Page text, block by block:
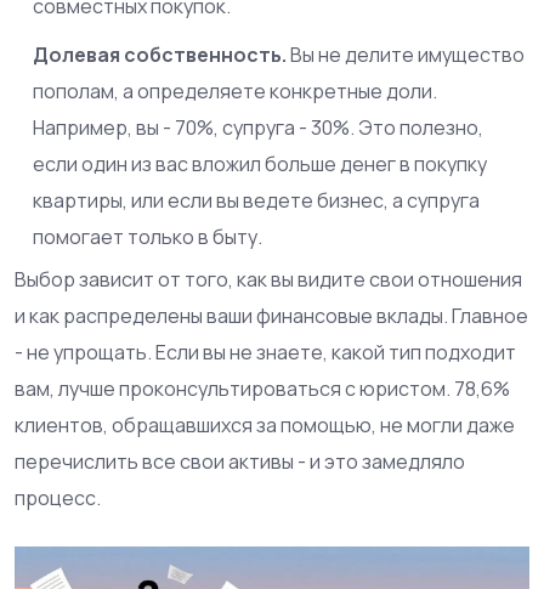
совместных покупок.
Долевая собственность.Вы не делите имущество
пополам, а определяете конкретные доли.
Например, вы - 70%, супруга - 30%. Это полезно,
если один из вас вложил больше денег в покупку
квартиры, или если вы ведете бизнес, а супруга
помогает только в быту.
Выбор зависит от того, как вы видите свои отношения
и как распределены ваши финансовые вклады. Главное
- не упрощать. Если вы не знаете, какой тип подходит
вам, лучше проконсультироваться с юристом. 78,6%
клиентов, обращавшихся за помощью, не могли даже
перечислить все свои активы - и это замедляло
процесс.